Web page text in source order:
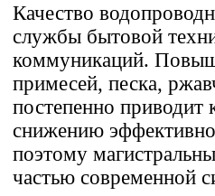
Качество
службы бытовой
коммуникаций.
примесей, песка,
постепенно приводит
снижению
поэтому
частью современной